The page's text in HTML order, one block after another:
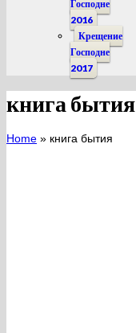
Господне
2016
Крещение
Господне
2017
книга бытия
Home » книга бытия